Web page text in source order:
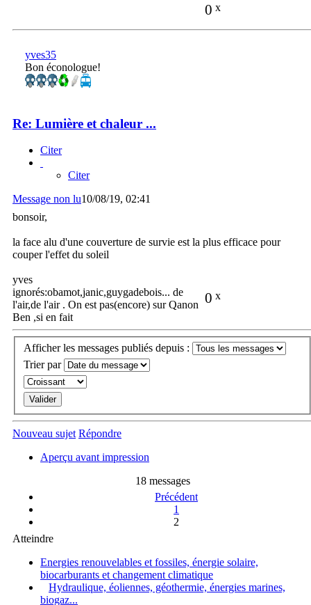
0 x
yves35
Bon éconologue!
Re: Lumière et chaleur ...
Citer
Citer
Message non lu10/08/19, 02:41
bonsoir,
la face alu d'une couverture de survie est la plus efficace pour
couper l'effet du soleil
yves
0 x
ignorés:obamot,janic,guygadebois... de
l'air,de l'air . On est pas(encore) sur Qanon
Ben ,si en fait
Afficher les messages publiés depuis :
Trier par
Nouveau sujet Répondre
Aperçu avant impression
18 messages
Précédent
1
2
Atteindre
Energies renouvelables et fossiles, énergie solaire,
biocarburants et changement climatique
Hydraulique, éoliennes, géothermie, énergies marines,
biogaz...